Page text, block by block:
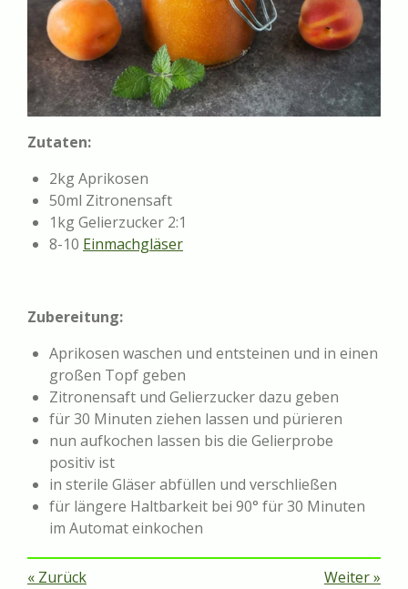
Zutaten:
2kg Aprikosen
50ml Zitronensaft
1kg Gelierzucker 2:1
8-10 Einmachgläser
Zubereitung:
Aprikosen waschen und entsteinen und in einen
großen Topf geben
Zitronensaft und Gelierzucker dazu geben
für 30 Minuten ziehen lassen und pürieren
nun aufkochen lassen bis die Gelierprobe
positiv ist
in sterile Gläser abfüllen und verschließen
für längere Haltbarkeit bei 90° für 30 Minuten
im Automat einkochen
« Zurück Weiter»